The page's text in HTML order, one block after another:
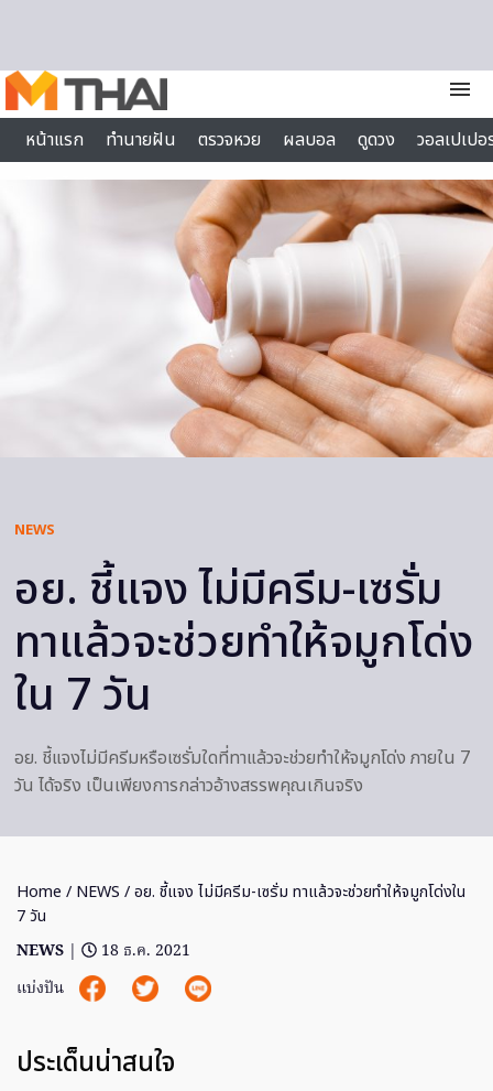
menu
หน้าแรก
ทำนายฝัน ตรวจหวย ผลบอล ดูดวง
วอลเปเป
ไลฟ์สไตล์
NEWS
อย. ชี้แจง ไม่มีครีม-เซรั่ม
ทาแล้วจะช่วยทำให้จมูกโด่ง
ใน 7 วัน
อย. ชี้แจงไม่มีครีมหรือเซรั่มใดที่ทาแล้วจะช่วยทำให้จมูกโด่ง ภายใน 7
วัน ได้จริง เป็นเพียงการกล่าวอ้างสรรพคุณเกินจริง
Home / NEWS / อย. ชี้แจง ไม่มีครีม-เซรั่ม ทาแล้วจะช่วยทำให้จมูกโด่งใน
7 วัน
NEWS |
18 ธ.ค. 2021
แบ่งปัน
ประเด็นน่าสนใจ